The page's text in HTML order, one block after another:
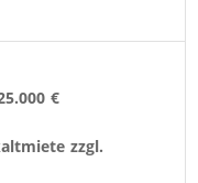
€
zzgl.